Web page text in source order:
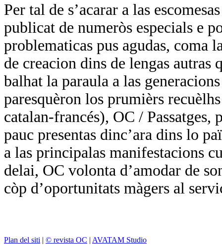
Per tal de s’acarar a las
publicat de numeròs especials e
problematicas pus agudas, coma
de creacion dins de lengas autras
balhat la paraula a las
paresquèron los prumièrs
catalan-francés), OC / Passatges,
pauc presentas dinc’ara dins lo
a las principalas manifestacions
delai, OC volonta d’amodar de
còp d’oportunitats màgers al
Plan del siti | © revista OC | AVATAM Studio